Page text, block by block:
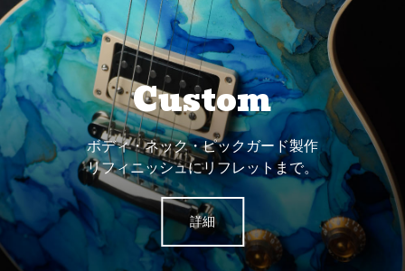
オリジナルピック
素材・厚み・形が選べる
バンドグッズ・プレゼントにも◎
詳細